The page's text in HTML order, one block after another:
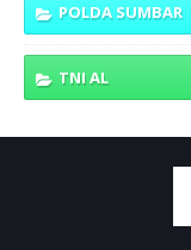
POLDA SUMBAR
TNI AL